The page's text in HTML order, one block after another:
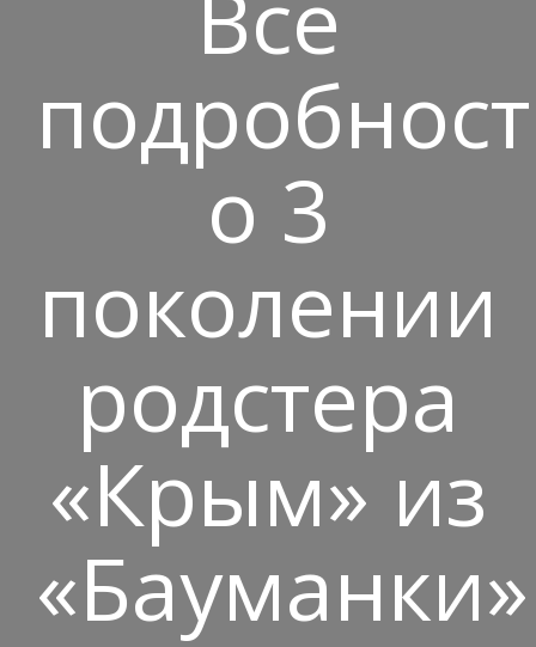
о 3
поколении
родстера
«Крым» из
«Бауманки»